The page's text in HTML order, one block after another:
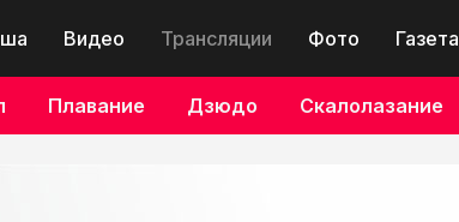
Видео Трансляции Фото Газета
Плавание Дзюдо Скалолазание